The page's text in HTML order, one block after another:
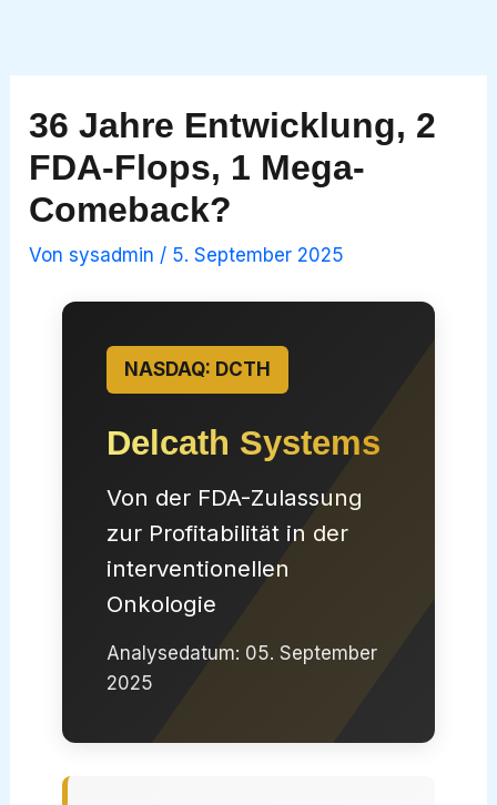
springen
36 Jahre Entwicklung, 2
FDA-Flops, 1 Mega-
Comeback?
Vonsysadmin / 5. September 2025
NASDAQ: DCTH
Delcath Systems
Von der FDA-Zulassung
zur Profitabilität in der
interventionellen
Onkologie
Analysedatum: 05. September
2025